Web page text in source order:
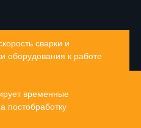
сварки и
оборудования к работе
временные
постобработку